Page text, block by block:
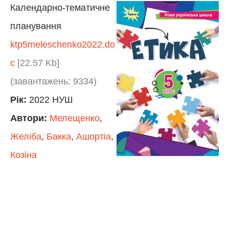
Календарно-тематичне
планування
ktp5meleschenko2022.do
c [22.57 Kb]
(завантажень: 9334)
Рік: 2022 НУШ
Автори: Мелещенко,
Желіба, Бакка, Ашортіа,
Козіна